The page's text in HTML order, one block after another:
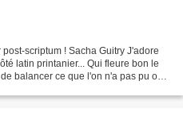
scriptum ! Sacha Guitry J'adore
latin printanier... Qui fleure bon le
balancer ce que l'on n'a pas pu ou